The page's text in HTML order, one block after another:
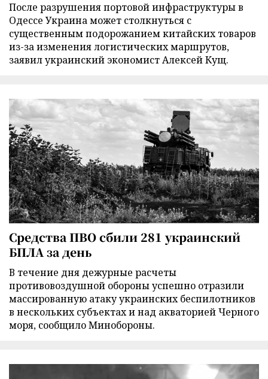
После разрушения портовой инфраструктуры в
Одессе Украина может столкнуться с
существенным подорожанием китайских товаров
из-за изменения логистических маршрутов,
заявил украинский экономист Алексей Кущ.
Средства ПВО сбили 281 украинский
БПЛА за день
В течение дня дежурные расчеты
противовоздушной обороны успешно отразили
массированную атаку украинских беспилотников
в нескольких субъектах и над акваторией Черного
моря, сообщило Минобороны.